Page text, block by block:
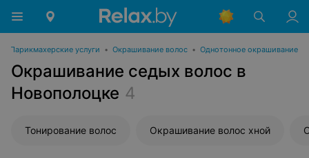
Парикмахерские услуги • Окрашивание волос • Однотонное окрашивание
Окрашивание седых волос в
Новополоцке 4
Тонирование волос Окрашивание волос хной